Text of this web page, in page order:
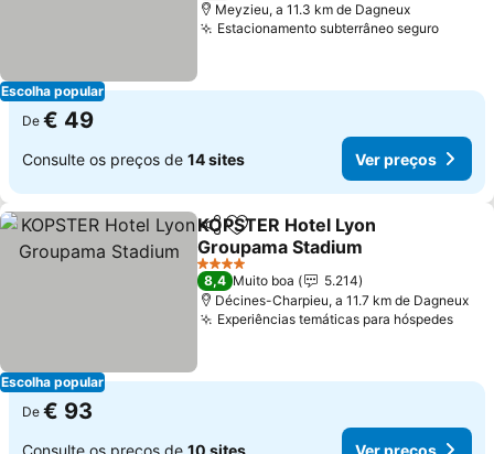
Escolha popular
Meyzieu, a 11.3 km de Dagneux
Estacionamento subterrâneo seguroVer
De € 49
Consulte os preços de 14 sites Ver preços
Escolha popular
PartilharAdicionar aos favoritos
KOPSTER Hotel Lyon
Groupama Stadium
Ver preços
4 Estrelas
8,4 Muito boa
5.214
Décines-Charpieu, a 11.7 km de Dagneux
Experiências temáticas para hóspedesVer
De € 93
Consulte os preços de 10 sites Ver preços